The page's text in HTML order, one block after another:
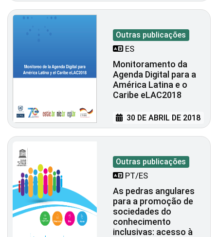
Outras publicações
ES
Monitoramento da
Agenda Digital para a
América Latina e o
Caribe eLAC2018
30 DE ABRIL DE 2018
Outras publicações
PT/ES
As pedras angulares
para a promoção de
sociedades do
conhecimento
inclusivas: acesso à